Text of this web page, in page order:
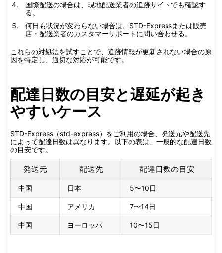
国際配送の場合は、現地配送業者の追跡サイトでも確認す
る。
何日も状況が変わらない場合は、STD-Expressまたは販売
店・配送業者のカスタマーサポートに問い合わせる。
これらの対処法を試すことで、追跡情報が更新されない場合の原
因を特定し、適切な対応が可能です。
配達日数の目安と遅延が起き
やすいケース
STD-Express（std-express）をご利用の場合、発送元や配送先
によって配達日数は異なります。以下の表は、一般的な配達日数
の目安です。
発送元 配送先 配達日数の目安
中国 日本 5〜10日
中国 アメリカ 7〜14日
中国 ヨーロッパ 10〜15日